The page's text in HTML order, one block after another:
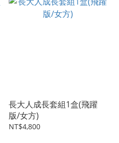
長大人成長套組1盒(飛躍
版/女方)
NT$4,800